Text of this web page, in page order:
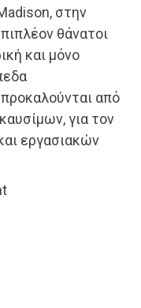
στην
θάνατοι
και μόνο
από
για τον
εργασιακών